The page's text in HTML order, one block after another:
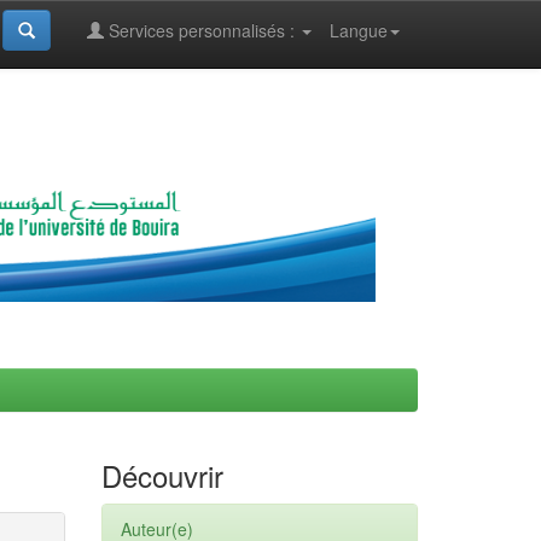
Langue
Services personnalisés :
Découvrir
Auteur(e)